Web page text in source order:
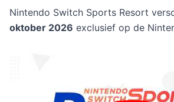
Nintendo Switch Sports Resort
oktober 2026 exclusief op de